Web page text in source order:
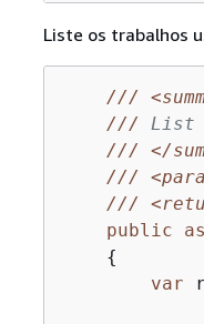
Liste os trabalhos
///
/// List
///
</
///
///
public
{
var